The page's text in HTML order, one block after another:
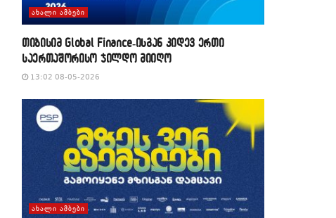
ᲐᲮᲐᲚᲘ ᲐᲛᲑᲔᲑᲘ
თიბისიმ Global Finance-ისგან კიდევ ერთი
საერთაშორისო ჯილდო მიიღო
13:02 08-05-2026
ᲐᲮᲐᲚᲘ ᲐᲛᲑᲔᲑᲘ